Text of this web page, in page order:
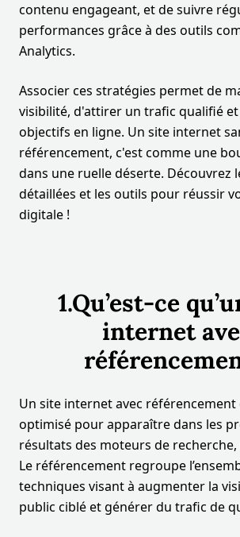
contenu engageant, et de suivre
performances grâce à des outils
Analytics.
Associer ces stratégies permet de
visibilité, d'attirer un trafic qualifié
objectifs en ligne. Un site internet
référencement, c'est comme une
dans une ruelle déserte. Découvrez
détaillées et les outils pour réussir
digitale !
1.Qu’est-ce
internet
Un site internet avec référencement
optimisé pour apparaître dans les
résultats des moteurs de
Le référencement regroupe
techniques visant à augmenter la
public ciblé et générer du trafic de